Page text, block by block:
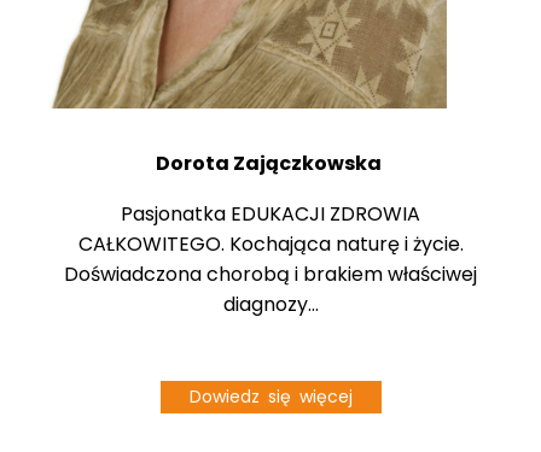
Dorota Zajączkowska
Pasjonatka EDUKACJI ZDROWIA
CAŁKOWITEGO. Kochająca naturę i życie.
Doświadczona chorobą i brakiem właściwej
diagnozy...
Dowiedz się więcej